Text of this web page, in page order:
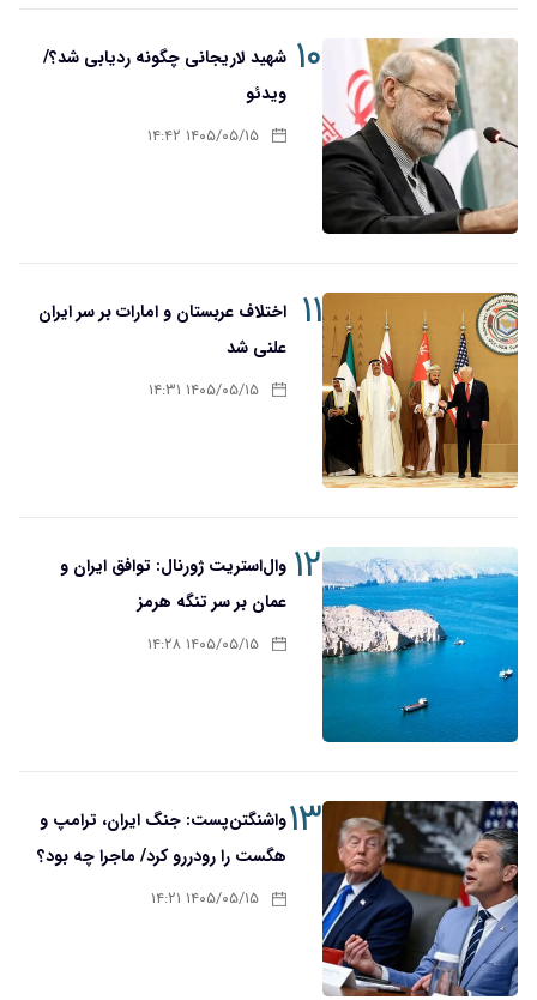
۱۰ شهید لاریجانی چگونه ردیابی شد؟/
ویدئو
۱۴۰۵/۰۵/۱۵ ۱۴:۴۲
۱۱
اختلاف عربستان و امارات بر سر ایران
علنی شد
۱۴۰۵/۰۵/۱۵ ۱۴:۳۱
۱۲ وال‌استریت ژورنال: توافق ایران و
عمان بر سر تنگه هرمز
۱۴۰۵/۰۵/۱۵ ۱۴:۲۸
۱۳واشنگتن‌پست: جنگ ایران، ترامپ و
هگست را رودررو کرد/ ماجرا چه بود؟
۱۴۰۵/۰۵/۱۵ ۱۴:۲۱